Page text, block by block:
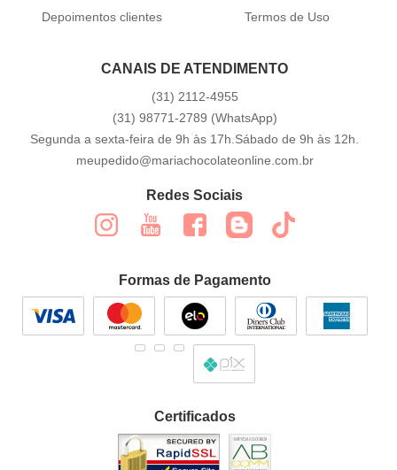
Depoimentos clientes
Termos de Uso
CANAIS DE ATENDIMENTO
(31) 2112-4955
(31) 98771-2789 (WhatsApp)
Segunda a sexta-feira de 9h às 17h.Sábado de 9h às 12h.
meupedido@mariachocolateonline.com.br
Redes Sociais
Formas de Pagamento
Certificados